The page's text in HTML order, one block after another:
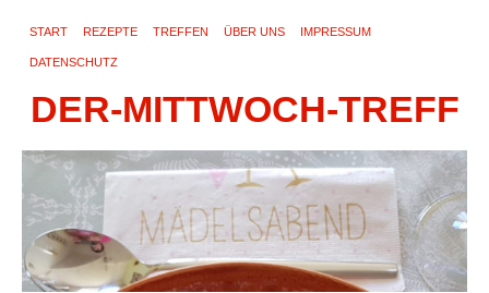
START REZEPTE TREFFEN ÜBER UNS IMPRESSUM
DATENSCHUTZ
DER-MITTWOCH-TREFF